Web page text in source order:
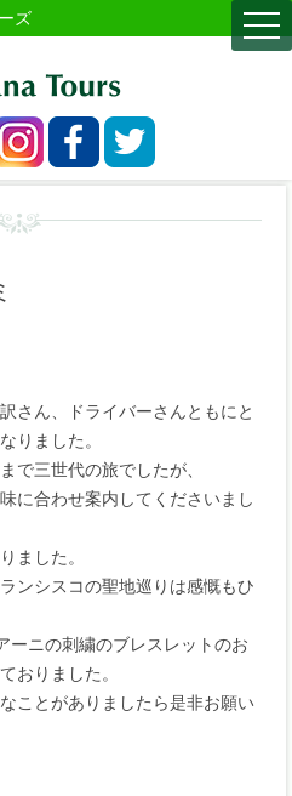
ズ
さん、ドライバーさんともにと
りました。
で三世代の旅でしたが、
に合わせ案内してくださいまし
ました。
ンシスコの聖地巡りは感慨もひ
ーニの刺繍のブレスレットのお
おりました。
ことがありましたら是非お願い